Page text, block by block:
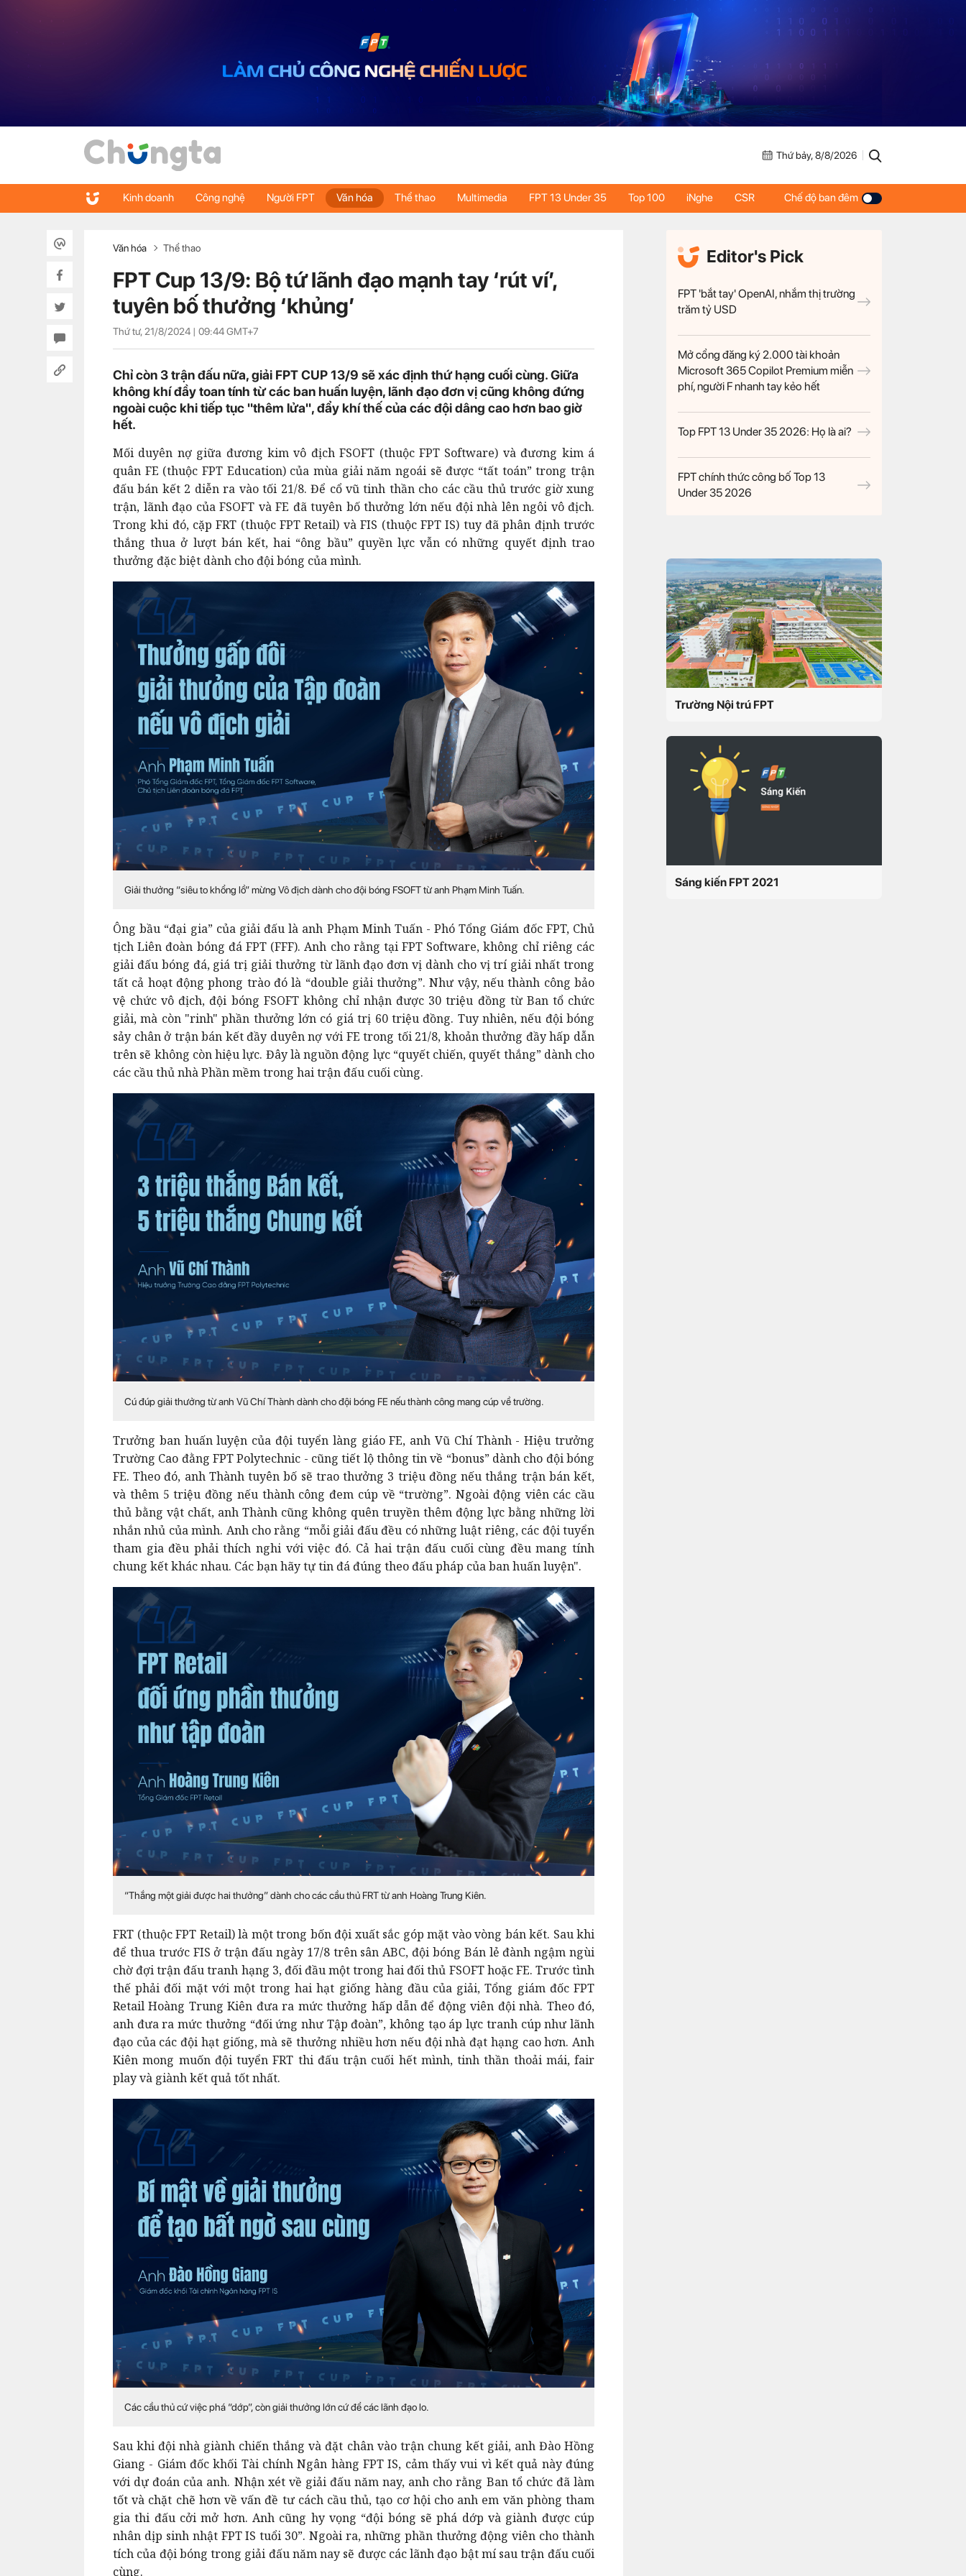
Thứ bảy, 8/8/2026
Kinh doanh Công nghệ Người FPT Văn hóa Thể thao Multimedia FPT 13 Under 35 Top 100 iNghe CSR Chế độ ban đêm
Văn hóa Thể thao
FPT Cup 13/9: Bộ tứ lãnh đạo mạnh tay ‘rút ví’,
tuyên bố thưởng ‘khủng’
Thứ tư, 21/8/2024 | 09:44GMT+7
Chỉ còn 3 trận đấu nữa, giải FPT CUP 13/9 sẽ xác định thứ hạng cuối cùng. Giữa
không khí đầy toan tính từ các ban huấn luyện, lãnh đạo đơn vị cũng không đứng
ngoài cuộc khi tiếp tục "thêm lửa", đẩy khí thế của các đội dâng cao hơn bao giờ
hết.
Mối duyên nợ giữa đương kim vô địch FSOFT (thuộc FPT Software) và đương kim á
quân FE (thuộc FPT Education) của mùa giải năm ngoái sẽ được “tất toán” trong trận
đấu bán kết 2 diễn ra vào tối 21/8. Để cổ vũ tinh thần cho các cầu thủ trước giờ xung
trận, lãnh đạo của FSOFT và FE đã tuyên bố thưởng lớn nếu đội nhà lên ngôi vô địch.
Trong khi đó, cặp FRT (thuộc FPT Retail) và FIS (thuộc FPT IS) tuy đã phân định trước
thắng thua ở lượt bán kết, hai “ông bầu” quyền lực vẫn có những quyết định trao
thưởng đặc biệt dành cho đội bóng của mình.
Giải thưởng “siêu to khổng lồ” mừng Vô địch dành cho đội bóng FSOFT từ anh Phạm Minh Tuấn.
Ông bầu “đại gia” của giải đấu là anh Phạm Minh Tuấn - Phó Tổng Giám đốc FPT, Chủ
tịch Liên đoàn bóng đá FPT (FFF). Anh cho rằng tại FPT Software, không chỉ riêng các
giải đấu bóng đá, giá trị giải thưởng từ lãnh đạo đơn vị dành cho vị trí giải nhất trong
tất cả hoạt động phong trào đó là “double giải thưởng”. Như vậy, nếu thành công bảo
vệ chức vô địch, đội bóng FSOFT không chỉ nhận được 30 triệu đồng từ Ban tổ chức
giải, mà còn "rinh" phần thưởng lớn có giá trị 60 triệu đồng. Tuy nhiên, nếu đội bóng
sảy chân ở trận bán kết đầy duyên nợ với FE trong tối 21/8, khoản thưởng đầy hấp dẫn
trên sẽ không còn hiệu lực. Đây là nguồn động lực “quyết chiến, quyết thắng” dành cho
các cầu thủ nhà Phần mềm trong hai trận đấu cuối cùng.
Cú đúp giải thưởng từ anh Vũ Chí Thành dành cho đội bóng FE nếu thành công mang cúp về trường.
Trưởng ban huấn luyện của đội tuyển làng giáo FE, anh Vũ Chí Thành - Hiệu trưởng
Trường Cao đằng FPT Polytechnic - cũng tiết lộ thông tin về “bonus” dành cho đội bóng
FE. Theo đó, anh Thành tuyên bố sẽ trao thưởng 3 triệu đồng nếu thắng trận bán kết,
và thêm 5 triệu đồng nếu thành công đem cúp về “trường”. Ngoài động viên các cầu
thủ bằng vật chất, anh Thành cũng không quên truyền thêm động lực bằng những lời
nhắn nhủ của mình. Anh cho rằng “mỗi giải đấu đều có những luật riêng, các đội tuyển
tham gia đều phải thích nghi với việc đó. Cả hai trận đấu cuối cùng đều mang tính
chung kết khác nhau. Các bạn hãy tự tin đá đúng theo đấu pháp của ban huấn luyện".
“Thắng một giải được hai thưởng” dành cho các cầu thủ FRT từ anh Hoàng Trung Kiên.
FRT (thuộc FPT Retail) là một trong bốn đội xuất sắc góp mặt vào vòng bán kết. Sau khi
để thua trước FIS ở trận đấu ngày 17/8 trên sân ABC, đội bóng Bán lẻ đành ngậm ngùi
chờ đợi trận đấu tranh hạng 3, đối đầu một trong hai đối thủ FSOFT hoặc FE. Trước tình
thế phải đối mặt với một trong hai hạt giống hàng đầu của giải, Tổng giám đốc FPT
Retail Hoàng Trung Kiên đưa ra mức thưởng hấp dẫn để động viên đội nhà. Theo đó,
anh đưa ra mức thưởng “đối ứng như Tập đoàn”, không tạo áp lực tranh cúp như lãnh
đạo của các đội hạt giống, mà sẽ thưởng nhiều hơn nếu đội nhà đạt hạng cao hơn. Anh
Kiên mong muốn đội tuyển FRT thi đấu trận cuối hết mình, tinh thần thoải mái, fair
play và giành kết quả tốt nhất.
Các cầu thủ cứ việc phá “dớp”, còn giải thưởng lớn cứ để các lãnh đạo lo.
Sau khi đội nhà giành chiến thắng và đặt chân vào trận chung kết giải, anh Đào Hồng
Giang - Giám đốc khối Tài chính Ngân hàng FPT IS, cảm thấy vui vì kết quả này đúng
với dự đoán của anh. Nhận xét về giải đấu năm nay, anh cho rằng Ban tổ chức đã làm
tốt và chặt chẽ hơn về vấn đề tư cách cầu thủ, tạo cơ hội cho anh em văn phòng tham
gia thi đấu cởi mở hơn. Anh cũng hy vọng “đội bóng sẽ phá dớp và giành được cúp
nhân dịp sinh nhật FPT IS tuổi 30”. Ngoài ra, những phần thưởng động viên cho thành
tích của đội bóng trong giải đấu năm nay sẽ được các lãnh đạo bật mí sau trận đấu cuối
cùng.
Editor's Pick
FPT 'bắt tay' OpenAI, nhắm thị trường
trăm tỷ USD
Mở cổng đăng ký 2.000 tài khoản
Microsoft 365 Copilot Premium miễn
phí, người F nhanh tay kẻo hết
Top FPT 13 Under 35 2026: Họ là ai?
FPT chính thức công bố Top 13
Under 35 2026
Trường Nội trú FPT
Sáng kiến FPT 2021